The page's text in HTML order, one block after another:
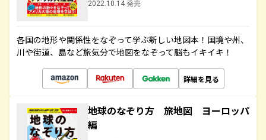
2022.10.14 発売
各国の地形や関係性をなぞって学ぶ新しい地図本！国境や州、
川や街道、島など旅気分で地図をなぞって脳もイキイキ！
詳細を見る
地球のなぞり方 旅地図 ヨーロッパ
編